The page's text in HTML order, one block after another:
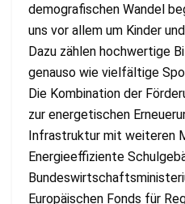
demografischen Wandel
uns vor allem um Kinder
Dazu zählen hochwertige
genauso wie vielfältige
Die Kombination der
zur energetischen
Infrastruktur mit weiteren
Energieeffiziente
Europäischen Fonds für